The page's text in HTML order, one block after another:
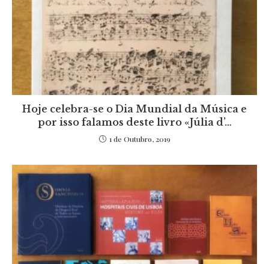
Hoje celebra-se o Dia Mundial da Música e
por isso falamos deste livro «Júlia d’…
1 de Outubro, 2019